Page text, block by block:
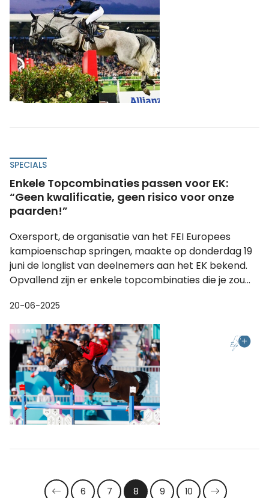
SPECIALS
Enkele Topcombinaties passen voor EK:
“Geen kwalificatie, geen risico voor onze
paarden!”
Oxersport, de organisatie van het FEI Europees
kampioenschap springen, maakte op donderdag 19
juni de longlist van deelnemers aan het EK bekend.
Opvallend zijn er enkele topcombinaties die je zou...
20-06-2025
6 7 8 9 10